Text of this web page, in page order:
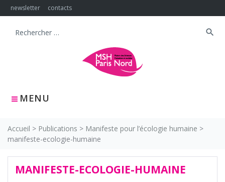
Skip
to
newsletter contacts
MENU
Search
search
Accueil > Publications > Manifeste pour l’écologie humaine >
manifeste-ecologie-humaine
MANIFESTE-ECOLOGIE-HUMAINE